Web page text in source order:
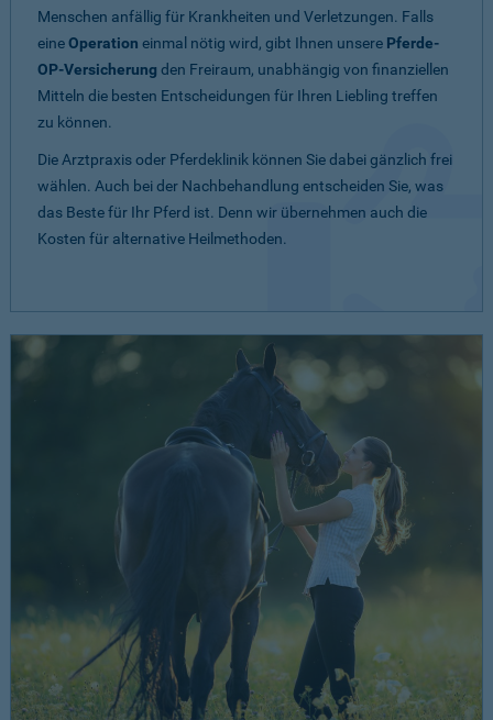
Menschen anfällig für Krankheiten und Verletzungen. Falls
eineOperation einmal nötig wird, gibt Ihnen unsere Pferde-
OP-Versicherung den Freiraum, unabhängig von finanziellen
Mitteln die besten Entscheidungen für Ihren Liebling treffen
zu können.
Die Arztpraxis oder Pferdeklinik können Sie dabei gänzlich frei
wählen. Auch bei der Nachbehandlung entscheiden Sie, was
das Beste für Ihr Pferd ist. Denn wir übernehmen auch die
Kosten für alternative Heilmethoden.